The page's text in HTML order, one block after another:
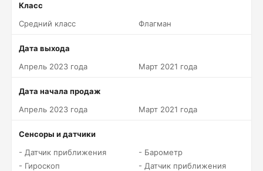
Класс
Средний класс
Флагман
Дата выхода
Апрель 2023 года
Март 2021 года
Дата начала продаж
Апрель 2023 года
Март 2021 года
Сенсоры и датчики
- Датчик приближения
- Гироскоп
- Барометр
- Датчик приближения